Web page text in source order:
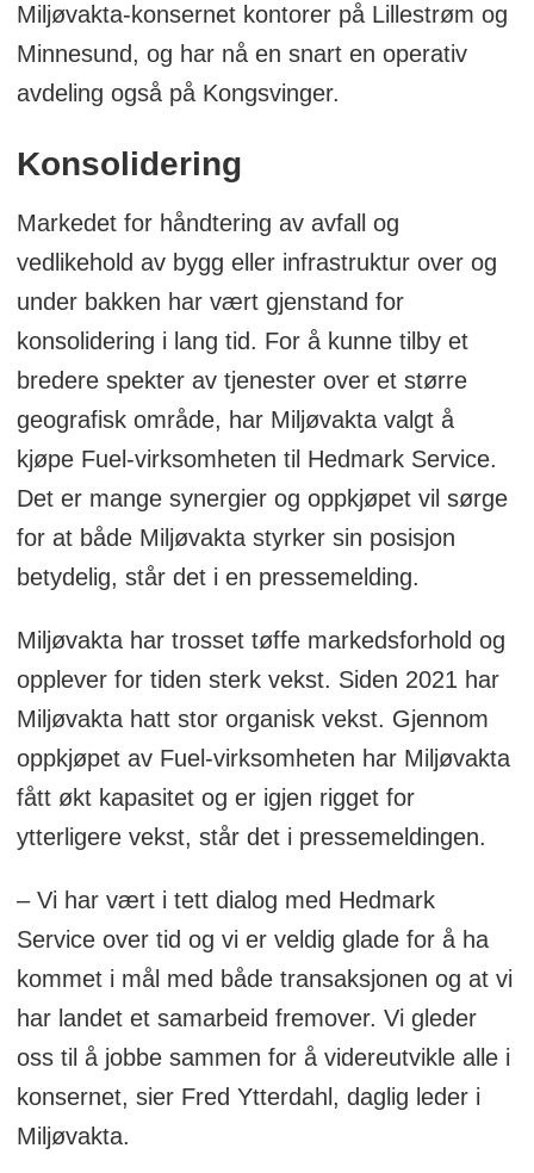
Miljøvakta-konsernet kontorer på Lillestrøm og
Minnesund, og har nå en snart en operativ
avdeling også på Kongsvinger.
Konsolidering
Markedet for håndtering av avfall og
vedlikehold av bygg eller infrastruktur over og
under bakken har vært gjenstand for
konsolidering i lang tid. For å kunne tilby et
bredere spekter av tjenester over et større
geografisk område, har Miljøvakta valgt å
kjøpe Fuel-virksomheten til Hedmark Service.
Det er mange synergier og oppkjøpet vil sørge
for at både Miljøvakta styrker sin posisjon
betydelig, står det i en pressemelding.
Miljøvakta har trosset tøffe markedsforhold og
opplever for tiden sterk vekst. Siden 2021 har
Miljøvakta hatt stor organisk vekst. Gjennom
oppkjøpet av Fuel-virksomheten har Miljøvakta
fått økt kapasitet og er igjen rigget for
ytterligere vekst, står det i pressemeldingen.
– Vi har vært i tett dialog med Hedmark
Service over tid og vi er veldig glade for å ha
kommet i mål med både transaksjonen og at vi
har landet et samarbeid fremover. Vi gleder
oss til å jobbe sammen for å videreutvikle alle i
konsernet, sier Fred Ytterdahl, daglig leder i
Miljøvakta.